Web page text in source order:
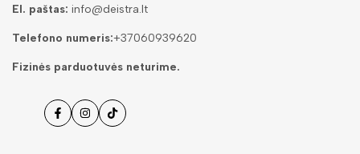
El. paštas: info@deistra.lt
Telefono numeris:+37060939620
Fizinės parduotuvės neturime.
FacebookInstagramas
Tiktok